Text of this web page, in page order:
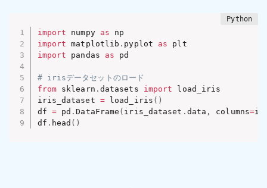
import numpy as
import matplotlib . pyplot as
import pandas as pd
# irisデータセットのロード
from sklearn . datasets import load_iris
iris_dataset = load_iris ( )
df = pd .DataFrame ( iris_dataset . data , columns=
df . head ( )